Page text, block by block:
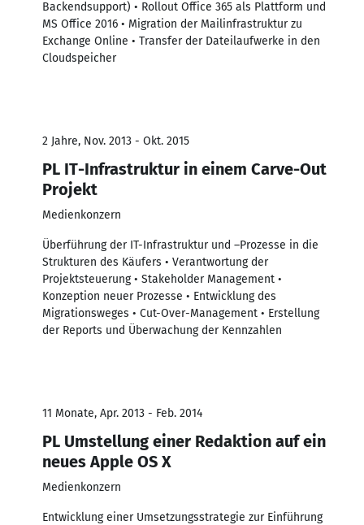
Backendsupport) • Rollout Office 365 als Plattform und
MS Office 2016 • Migration der Mailinfrastruktur zu
Exchange Online • Transfer der Dateilaufwerke in den
Cloudspeicher
2 Jahre, Nov. 2013 - Okt. 2015
PL IT-Infrastruktur in einem Carve-Out
Projekt
Medienkonzern
Überführung der IT-Infrastruktur und –Prozesse in die
Strukturen des Käufers • Verantwortung der
Projektsteuerung • Stakeholder Management •
Konzeption neuer Prozesse • Entwicklung des
Migrationsweges • Cut-Over-Management • Erstellung
der Reports und Überwachung der Kennzahlen
11 Monate, Apr. 2013 - Feb. 2014
PL Umstellung einer Redaktion auf ein
neues Apple OS X
Medienkonzern
Entwicklung einer Umsetzungsstrategie zur Einführung